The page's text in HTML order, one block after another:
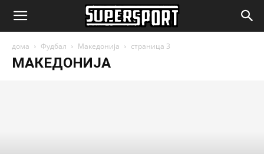
SuperSport.mk
дома Фудбал Македонија страница 3
МАКЕДОНИЈА